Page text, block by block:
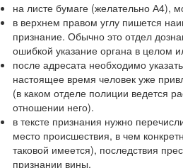
на листе бумаге (желательно А4),
в верхнем правом углу пишется
признание. Обычно это отдел
ошибкой указание органа в целом
после адресата необходимо
настоящее время человек уже
(в каком отделе полиции ведется
отношении него).
в тексте признания нужно
место происшествия, в чем
таковой имеется), последствия
признании вины.